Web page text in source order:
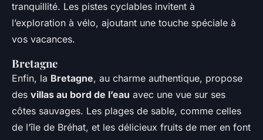
tranquillité. Les pistes cyclables invitent à
l’exploration à vélo, ajoutant une touche spéciale à
vos vacances.
Bretagne
Enfin, la Bretagne, au charme authentique, propose
des villas au bord de l’eau avec une vue sur ses
côtes sauvages. Les plages de sable, comme celles
de l’île de Bréhat, et les délicieux fruits de mer en font